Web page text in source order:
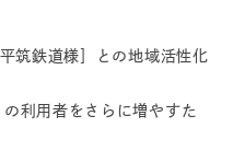
筑鉄道様］との地域活性化
利用者をさらに増やすた